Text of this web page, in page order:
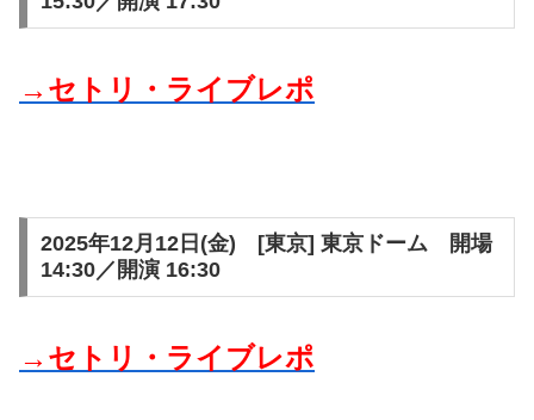
→セトリ・ライブレポ
2025年12月12日(金) [東京] 東京ドーム 開場
14:30／開演 16:30
→セトリ・ライブレポ